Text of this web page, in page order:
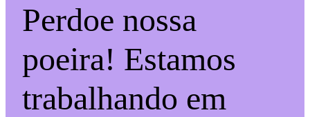
Perdoe nossa
poeira! Estamos
trabalhando em